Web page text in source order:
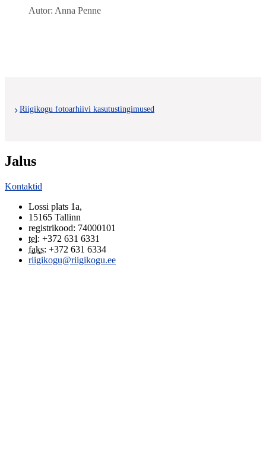
Autor: Anna Penne
Riigikogu fotoarhiivi kasutustingimused
Jalus
Kontaktid
Lossi plats 1a,
15165 Tallinn
registrikood: 74000101
tel: +372 631 6331
faks: +372 631 6334
riigikogu@riigikogu.ee